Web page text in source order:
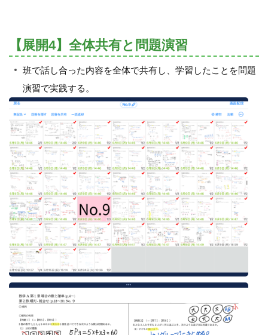
【展開4】全体共有と問題演習
班で話し合った内容を全体で共有し、学習したことを問題
演習で実践する。